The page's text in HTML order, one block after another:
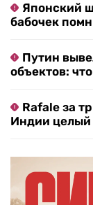
Японский
бабочек
Путин
объектов:
Rafale за
Индии